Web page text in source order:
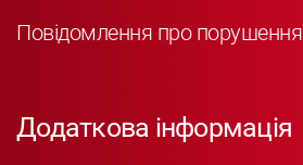
Повідомлення про порушення
Додаткова інформація